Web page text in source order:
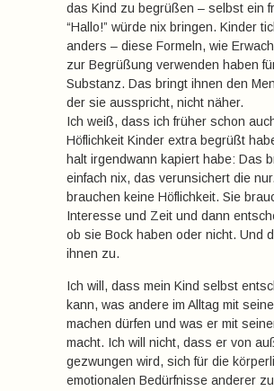
das Kind zu begrüßen – selbst ein
“Hallo!” würde nix bringen. Kinder
anders – diese Formeln, wie
zur Begrüßung verwenden haben
Substanz. Das bringt ihnen den
der sie ausspricht, nicht näher.
Ich weiß, dass ich früher schon
Höflichkeit Kinder extra begrüßt
halt irgendwann kapiert habe: Das
einfach nix, das verunsichert die
brauchen keine Höflichkeit. Sie
Interesse und Zeit und dann
ob sie Bock haben oder nicht. Und
ihnen zu.
Ich will, dass mein Kind selbst
kann, was andere im Alltag mit
machen dürfen und was er mit
macht. Ich will nicht, dass er von
gezwungen wird, sich für die
emotionalen Bedürfnisse anderer